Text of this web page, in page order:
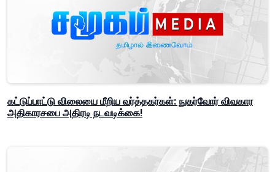
கட்டுப்பாட்டு விலையை மீறிய வர்த்தகர்கள்: நுகர்வோர் விவகார
அதிகாரசபை அதிரடி நடவடிக்கை!